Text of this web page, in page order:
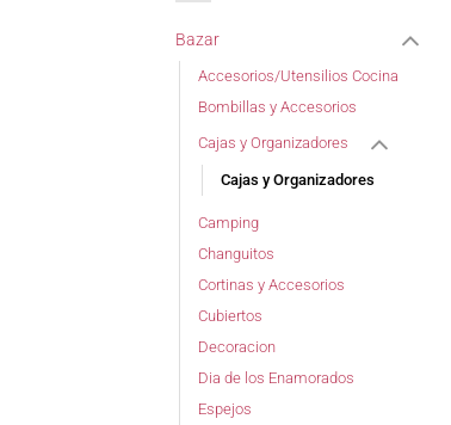
Bazar
Accesorios/Utensilios Cocina
Bombillas y Accesorios
Cajas y Organizadores
Cajas y Organizadores
Camping
Changuitos
Cortinas y Accesorios
Cubiertos
Decoracion
Dia de los Enamorados
Espejos